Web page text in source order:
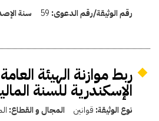
رقم الوثيقة/رقم الدعوى: 59 سنة
ربط موازنة الهيئة
الإسكندرية للسنة المالية 1995/
نوع الوثيقة: قوانين المجال و القطاع: